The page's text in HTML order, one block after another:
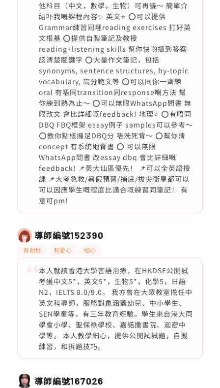
他科目（中文，數學，生物）可再議～ 簡單介
紹吓我嘅課程內容✨ 英文⭐️ ⭕️可以提供
Grammar練習同埋reading exercises 打好英
文根基 ⭕️提供自製筆記及教授
reading+listening skills 幫你快啲搵到答案
認清楚關鍵字 ⭕️大量作文筆記，包括
synonyms, sentence structures, by-topic
vocabulary, 高分範文等 ⭕️可以同你一齊練
oral 有唔同transition同response嘅方法 幫
你練到熟為止～ ⭕️可以無限WhatsApp問書 無
限改文 會比詳細嘅feedback! 地理⭐️ ⭕️有唔同
DBQ FBQ框架 essay例子 samples可以參考～
⭕️教你點樣攞足DBQ分 唔洗死背～ ⭕️幫你清
concept 有系統地背書 ⭕️ 可以無限
WhatsApp問書 改essay dbq 會比詳細嘅
feedback! 📌黃大仙區優先！ 📌可以全英語授
課 📌大考急救/暑假預習/補底/拔尖衝星都可以
可以因應學生嘅程度比適合嘅練習同筆記！ 有
意可pm!
導師編號152390
有耐性 有愛心 細心
本人就讀香港大學言語治療，在HKDSE公開試
考獲中文5*，英文5*，生物5*，化學5，日語
N2，IELTS 8.0/9.0。 我亦曾在大眾教室擔任中
英文科導師，服務對象涵蓋幼兒、中小學生、
SEN學童等，有三年教育經驗。學生來自港大同
學會小學、聖保祿學校、嘉諾撒書院、迦密中
學等。 本人教學細心，提供公開試試題，自擬
練習，和拆題技巧。
導師編號167026